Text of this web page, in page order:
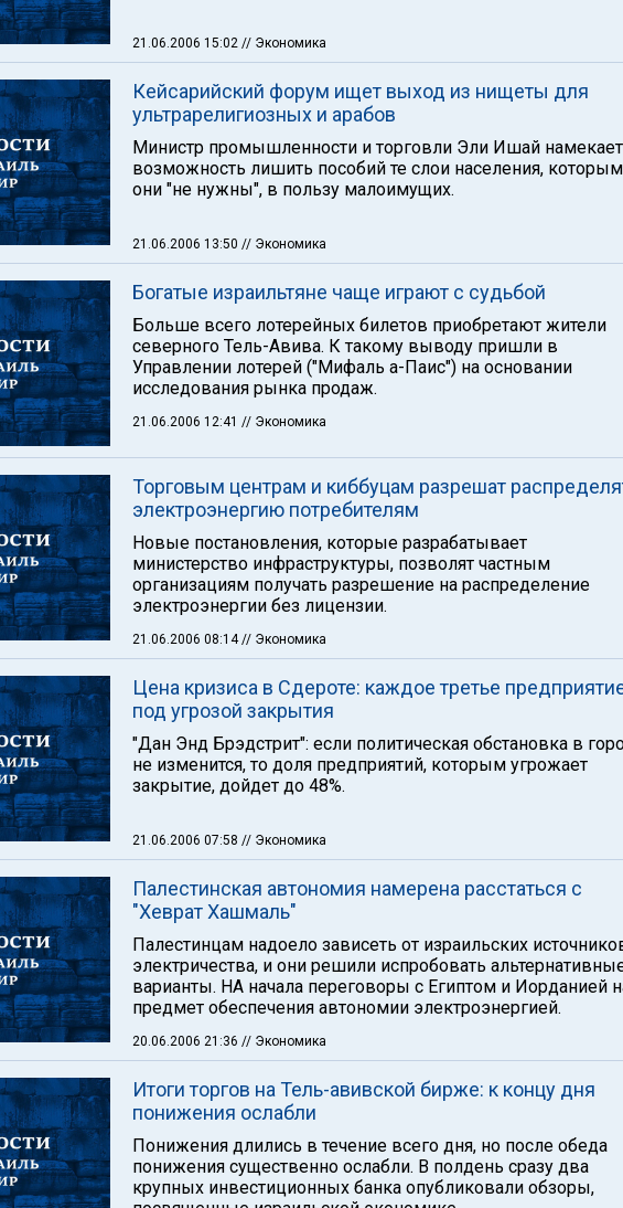
21.06.2006 15:02 // Экономика
Кейсарийский форум ищет выход из нищеты для
ультрарелигиозных и арабов
Министр промышленности и торговли Эли Ишай
возможность лишить пособий те слои населения, которым
они "не нужны", в пользу малоимущих.
21.06.2006 13:50 // Экономика
Богатые израильтяне чаще играют с судьбой
Больше всего лотерейных билетов приобретают жители
северного Тель-Авива. К такому выводу пришли в
Управлении лотерей ("Мифаль а-Паис") на основании
исследования рынка продаж.
21.06.2006 12:41 // Экономика
Торговым центрам и киббуцам разрешат
электроэнергию потребителям
Новые постановления, которые разрабатывает
министерство инфраструктуры, позволят частным
организациям получать разрешение на распределение
электроэнергии без лицензии.
21.06.2006 08:14// Экономика
Цена кризиса в Сдероте: каждое третье
под угрозой закрытия
"Дан Энд Брэдстрит": если политическая обстановка в
не изменится, то доля предприятий, которым угрожает
закрытие, дойдет до 48%.
21.06.2006 07:58 // Экономика
Палестинская автономия намерена расстаться с
"Хеврат Хашмаль"
Палестинцам надоело зависеть от израильских
электричества, и они решили испробовать
варианты. НА начала переговоры с Египтом и Иорданией
предмет обеспечения автономии электроэнергией.
20.06.2006 21:36 // Экономика
Итоги торгов на Тель-авивской бирже: к концу дня
понижения ослабли
Понижения длились в течение всего дня, но после обеда
понижения существенно ослабли. В полдень сразу два
крупных инвестиционных банка опубликовали обзоры,